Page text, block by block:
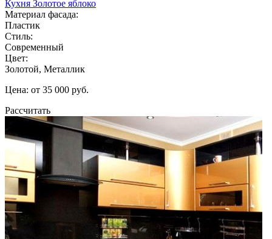
Кухня Золотое яблоко
Материал фасада:
Пластик
Стиль:
Современный
Цвет:
Золотой, Металлик
Цена: от 35 000 руб.
Рассчитать